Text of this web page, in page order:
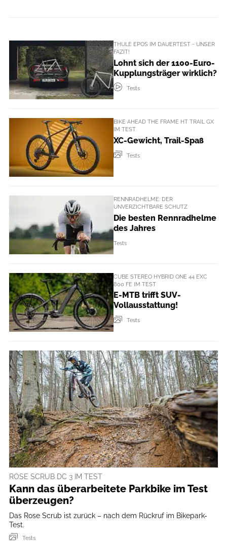
THULE EPOS IM DAUERTEST - UNSER
FAZIT!
Lohnt sich der 1100-Euro-
Kupplungsträger wirklich?
Tests
BIKE AHEAD THE FRAME HT TRAIL GX
IM TEST
XC-Gewicht, Trail-Spaß
Tests
RENNRADHELME: DER
UNVERZICHTBARE SCHUTZ
Die besten Rennradhelme
des Jahres
Tests
CUBE STEREO HYBRID ONE 44 EXC
800 FE IM TEST
E-MTB trifft SUV-
Vollausstattung!
Tests
ROSE SCRUB DC 3 IM TEST
Kann das überarbeitete Parkbike im Test
überzeugen?
Das Rose Scrub ist zurück – nach dem Rückruf im Bikepark-
Test.
Tests